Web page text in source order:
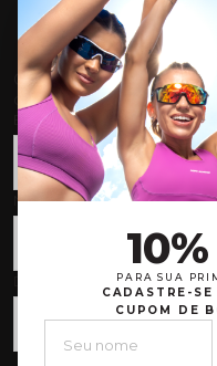
PARA SUA
CADASTRE-SE
CUPOM DE
ENTRE
Cadastre-se e receba
cupom de 10% OFF
E-mail*
Nome
Data de Nascimento